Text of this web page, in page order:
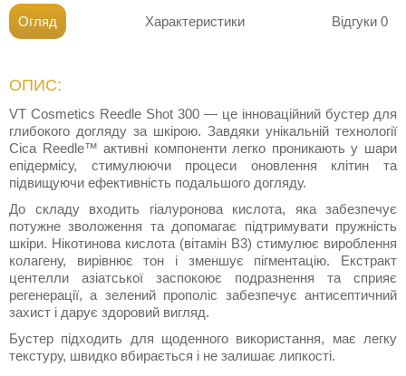
Огляд Характеристики Відгуки 0
ОПИС:
VT Cosmetics Reedle Shot 300 — це інноваційний бустер для
глибокого догляду за шкірою. Завдяки унікальній технології
Cica Reedle™ активні компоненти легко проникають у шари
епідермісу, стимулюючи процеси оновлення клітин та
підвищуючи ефективність подальшого догляду.
До складу входить гіалуронова кислота, яка забезпечує
потужне зволоження та допомагає підтримувати пружність
шкіри. Нікотинова кислота (вітамін B3) стимулює вироблення
колагену, вирівнює тон і зменшує пігментацію. Екстракт
центелли азіатської заспокоює подразнення та сприяє
регенерації, а зелений прополіс забезпечує антисептичний
захист і дарує здоровий вигляд.
Бустер підходить для щоденного використання, має легку
текстуру, швидко вбирається і не залишає липкості.